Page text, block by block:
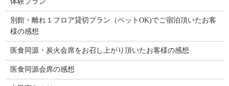
別館・離れ１フロア貸切プラン（ペットOK)でご宿泊頂いたお客
様の感想
医食同源・炭火会席をお召し上がり頂いたお客様の感想
医食同源会席の感想